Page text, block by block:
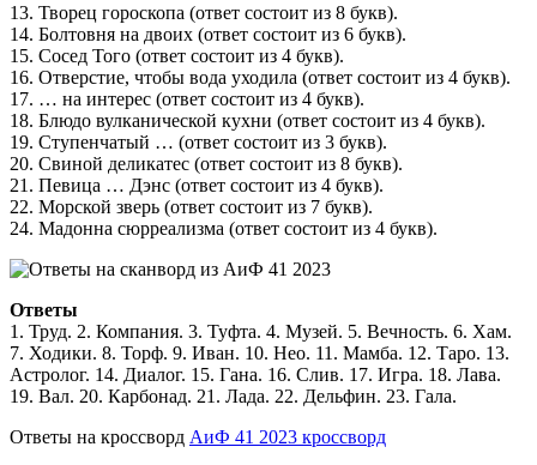
13. Творец гороскопа (ответ состоит из 8 букв).
14. Болтовня на двоих (ответ состоит из 6 букв).
15. Сосед Того (ответ состоит из 4 букв).
16. Отверстие, чтобы вода уходила (ответ состоит из 4 букв).
17. … на интерес (ответ состоит из 4 букв).
18. Блюдо вулканической кухни (ответ состоит из 4 букв).
19. Ступенчатый … (ответ состоит из 3 букв).
20. Свиной деликатес (ответ состоит из 8 букв).
21. Певица … Дэнс (ответ состоит из 4 букв).
22. Морской зверь (ответ состоит из 7 букв).
24. Мадонна сюрреализма (ответ состоит из 4 букв).
Ответы
1. Труд. 2. Компания. 3. Туфта. 4. Музей. 5. Вечность. 6. Хам.
7. Ходики. 8. Торф. 9. Иван. 10. Нео. 11. Мамба. 12. Таро. 13.
Астролог. 14. Диалог. 15. Гана. 16. Слив. 17. Игра. 18. Лава.
19. Вал. 20. Карбонад. 21. Лада. 22. Дельфин. 23. Гала.
Ответы на кроссворд АиФ 41 2023 кроссворд